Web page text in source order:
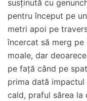
susținută cu
pentru început pe
metri apoi pe
încercat să merg
moale, dar
pe față când pe
prima dată
cald, praful sărea la